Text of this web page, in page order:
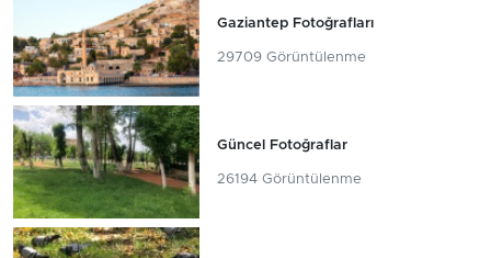
Gaziantep Fotoğrafları
29709 Görüntülenme
Güncel Fotoğraflar
26194 Görüntülenme